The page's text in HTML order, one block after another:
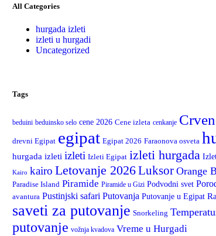
All Categories
hurgada izleti
izleti u hurgadi
Uncategorized
Tags
beduini beduinsko selo cene 2026 Cene izleta cenkanje
drevni Egipat egipat Egipat 2026 Faraonova osveta
hurgada izleti izleti Izleti Egipat izleti hurgada
Kairo kairo Letovanje 2026Luksor Orange
Paradise Island Piramide Piramide u Gizi Podvodni svet
avantura Pustinjski safari Putovanja Putovanje u Egipat
saveti za putovanje Snorkeling
putovanje vožnja kvadova Vreme u Hurgadi